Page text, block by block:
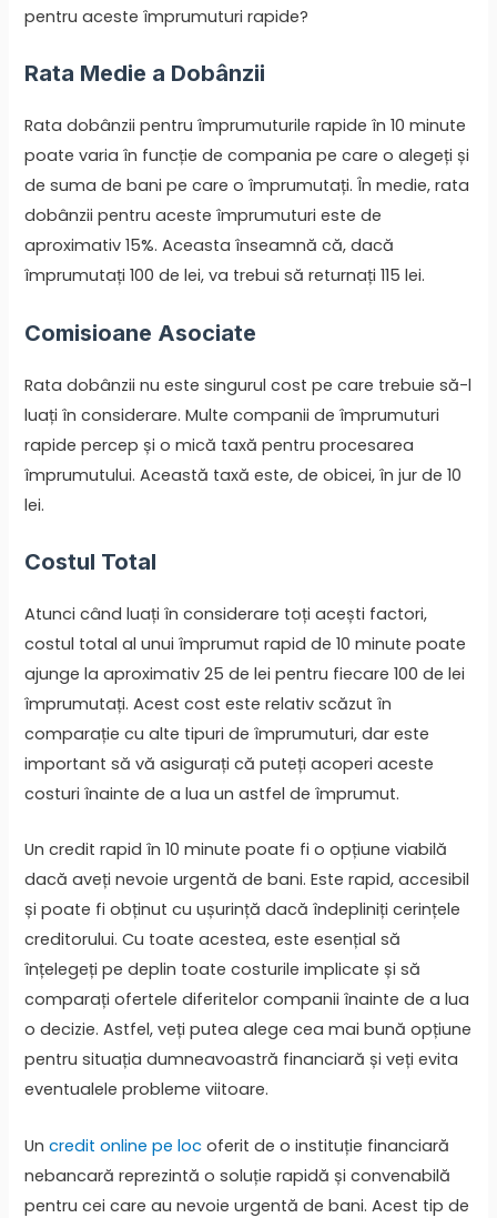
pentru aceste împrumuturi rapide?
Rata Medie a Dobânzii
Rata dobânzii pentru împrumuturile rapide în 10 minute
poate varia în funcție de compania pe care o alegeți și
de suma de bani pe care o împrumutați. În medie, rata
dobânzii pentru aceste împrumuturi este de
aproximativ 15%. Aceasta înseamnă că, dacă
împrumutați 100 de lei, va trebui să returnați 115 lei.
Comisioane Asociate
Rata dobânzii nu este singurul cost pe care trebuie să-l
luați în considerare. Multe companii de împrumuturi
rapide percep și o mică taxă pentru procesarea
împrumutului. Această taxă este, de obicei, în jur de 10
lei.
Costul Total
Atunci când luați în considerare toți acești factori,
costul total al unui împrumut rapid de 10 minute poate
ajunge la aproximativ 25 de lei pentru fiecare 100 de lei
împrumutați. Acest cost este relativ scăzut în
comparație cu alte tipuri de împrumuturi, dar este
important să vă asigurați că puteți acoperi aceste
costuri înainte de a lua un astfel de împrumut.
Un credit rapid în 10 minute poate fi o opțiune viabilă
dacă aveți nevoie urgentă de bani. Este rapid, accesibil
și poate fi obținut cu ușurință dacă îndepliniți cerințele
creditorului. Cu toate acestea, este esențial să
înțelegeți pe deplin toate costurile implicate și să
comparați ofertele diferitelor companii înainte de a lua
o decizie. Astfel, veți putea alege cea mai bună opțiune
pentru situația dumneavoastră financiară și veți evita
eventualele probleme viitoare.
Uncredit online pe loc oferit de o instituție financiară
nebancară reprezintă o soluție rapidă și convenabilă
pentru cei care au nevoie urgentă de bani. Acest tip de